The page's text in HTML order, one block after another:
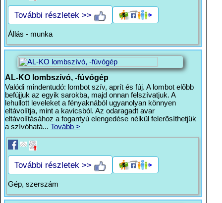
További részletek >>
Állás - munka
AL-KO lombszívó, -fúvógép
Valódi mindentudó: lombot szív, aprít és fúj. A lombot elõbb
befújjuk az egyik sarokba, majd onnan felszívatjuk. A
lehullott leveleket a fényaknából ugyanolyan könnyen
eltávolítja, mint a kavicsból. Az odaragadt avar
eltávolításához a fogantyú elengedése nélkül felerõsíthetjük
a szívóhatá... Tovább >
További részletek >>
Gép, szerszám